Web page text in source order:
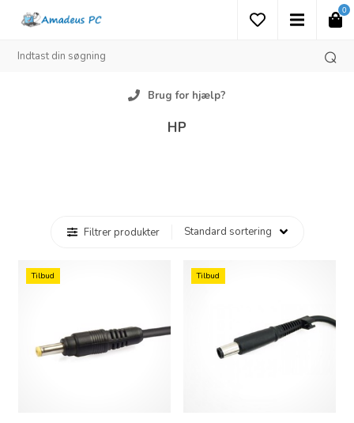
0
Brug for hjælp?
HP
Filtrer produkter
Tilbud Tilbud